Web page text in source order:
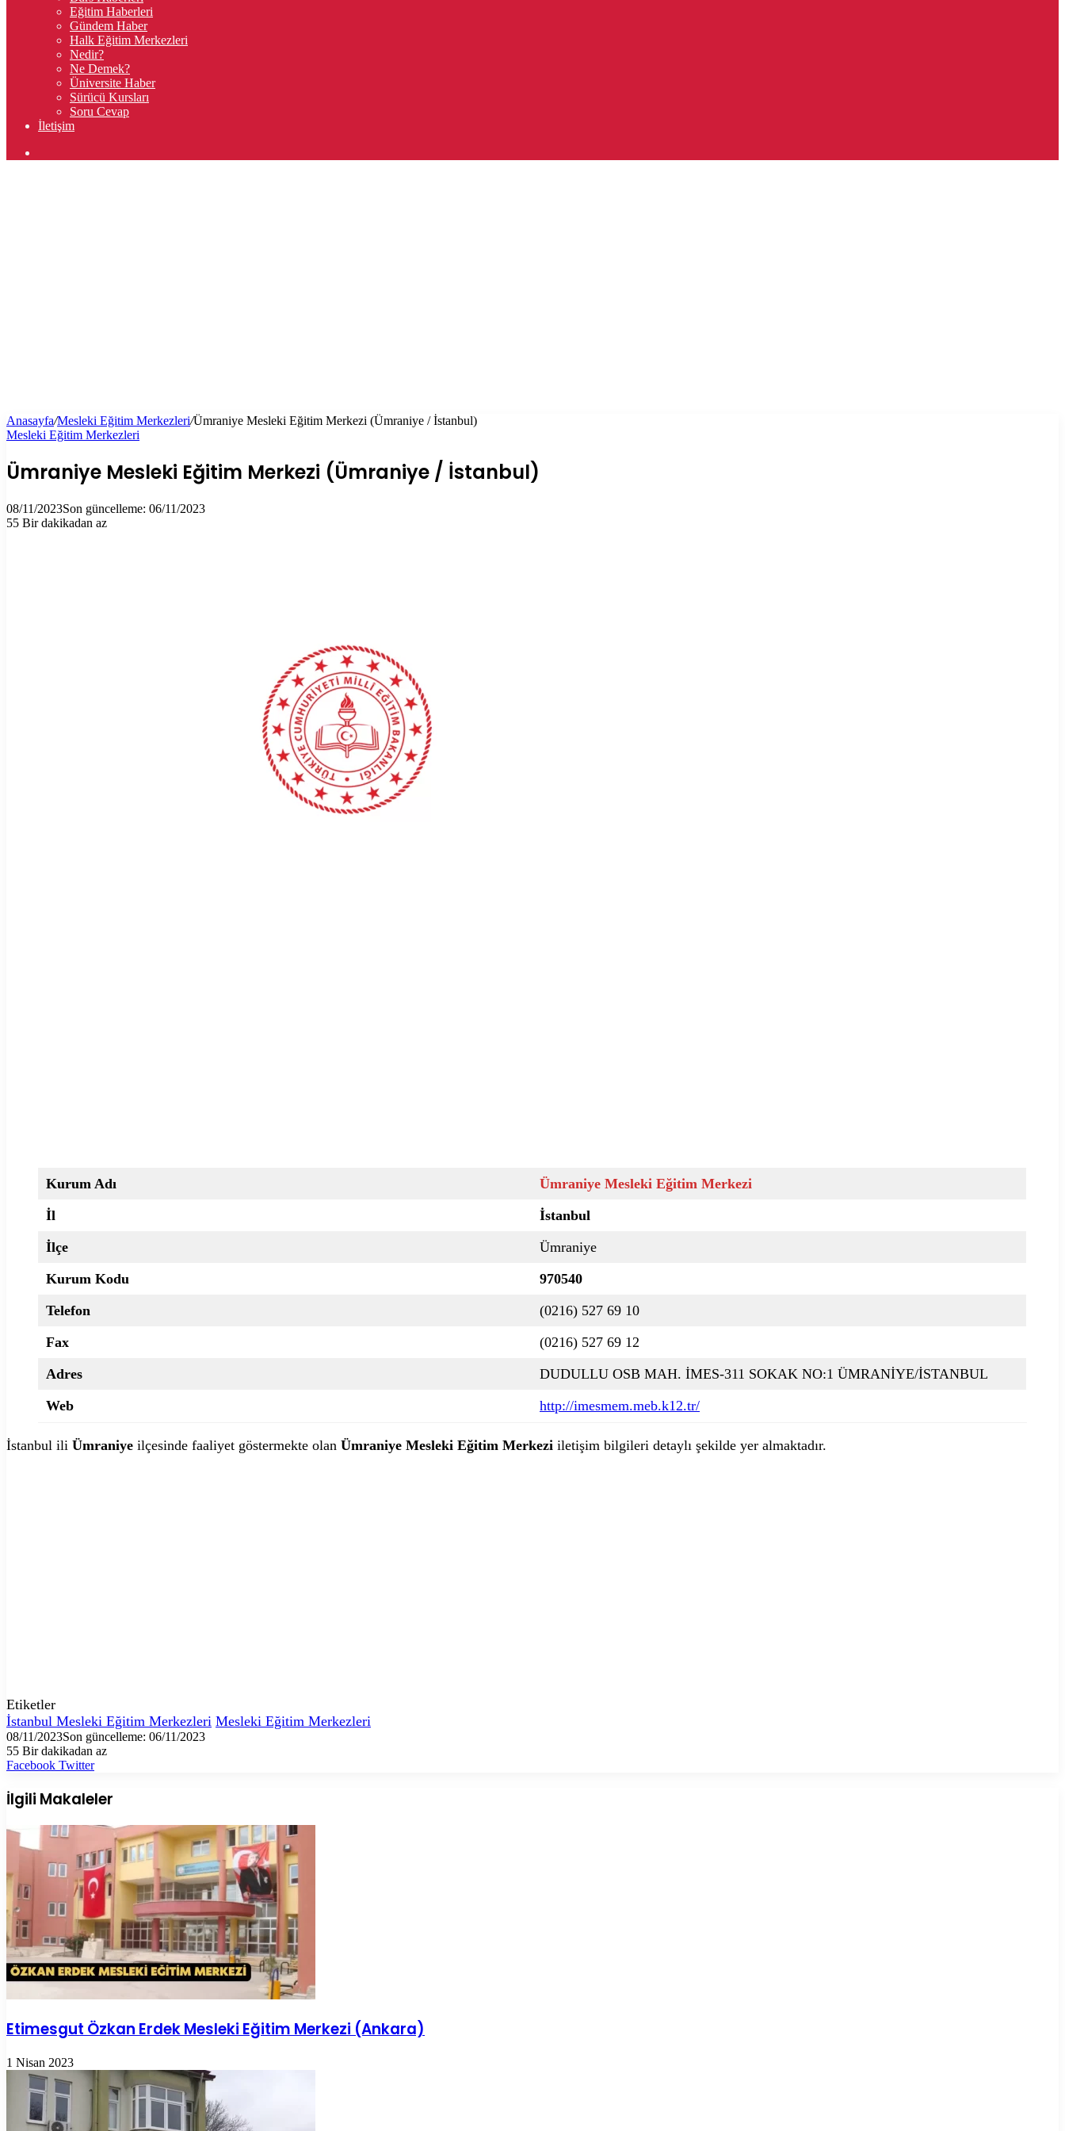
Eğitim Haberleri
Gündem Haber
Halk Eğitim Merkezleri
Nedir?
Ne Demek?
Üniversite Haber
Sürücü Kursları
Soru Cevap
İletişim
Anasayfa/Mesleki Eğitim Merkezleri/Ümraniye Mesleki Eğitim Merkezi (Ümraniye / İstanbul)
Mesleki Eğitim Merkezleri
Ümraniye Mesleki Eğitim Merkezi (Ümraniye / İstanbul)
08/11/2023Son güncelleme: 06/11/2023
55 Bir dakikadan az
Kurum Adı
Ümraniye Mesleki Eğitim Merkezi
İl
İstanbul
İlçe
Ümraniye
Kurum Kodu
970540
Telefon
(0216) 527 69 10
Fax
(0216) 527 69 12
Adres
DUDULLU OSB MAH. İMES-311 SOKAK NO:1 ÜMRANİYE/İSTANBUL
Web
http://imesmem.meb.k12.tr/
İstanbul ili Ümraniye ilçesinde faaliyet göstermekte olan Ümraniye Mesleki Eğitim Merkezi iletişim bilgileri detaylı şekilde yer almaktadır.
Etiketler
İstanbul Mesleki Eğitim Merkezleri Mesleki Eğitim Merkezleri
08/11/2023Son güncelleme: 06/11/2023
55 Bir dakikadan az
Facebook TwitterLinkedIn
Tumblr
Pinterest
Reddit
VKontakte
E-
ile
paylaş
Yazdır
İlgili Makaleler
Etimesgut Özkan Erdek Mesleki Eğitim Merkezi (Ankara)
1 Nisan 2023